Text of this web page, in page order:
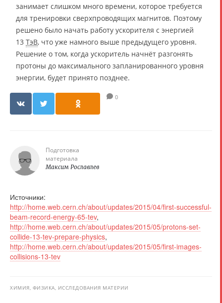
занимает слишком много времени, которое требуется
для тренировки сверхпроводящих магнитов. Поэтому
решено было начать работу ускорителя с энергией
13 ТэВ, что уже намного выше предыдущего уровня.
Решение о том, когда ускоритель начнёт разгонять
протоны до максимального запланированного уровня
энергии, будет принято позднее.
0
Подготовка
материала
Максим Рославлев
Источники:
http://home.web.cern.ch/about/updates/2015/04/first-successful-
beam-record-energy-65-tev,
http://home.web.cern.ch/about/updates/2015/05/protons-set-
collide-13-tev-prepare-physics,
http://home.web.cern.ch/about/updates/2015/05/first-images-
collisions-13-tev
ХИМИЯ, ФИЗИКА, ИССЛЕДОВАНИЯ МАТЕРИИ